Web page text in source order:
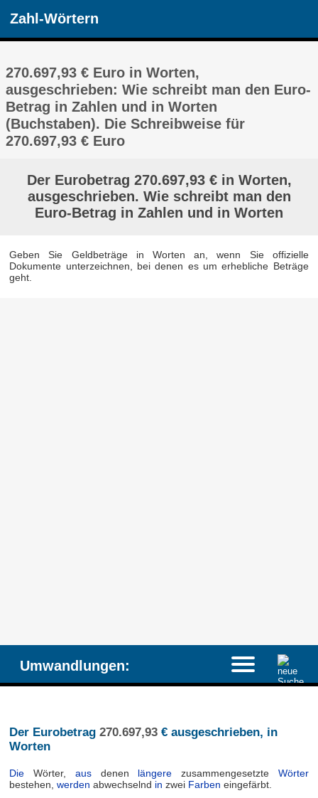
Zahl-Wörtern
270.697,93 € Euro in Worten,
ausgeschrieben: Wie schreibt man den Euro-
Betrag in Zahlen und in Worten
(Buchstaben). Die Schreibweise für
270.697,93 € Euro
Der Eurobetrag 270.697,93 € in Worten,
ausgeschrieben. Wie schreibt man den
Euro-Betrag in Zahlen und in Worten
Geben Sie Geldbeträge in Worten an, wenn Sie offizielle
Dokumente unterzeichnen, bei denen es um erhebliche Beträge
geht.
Umwandlungen:
Der Eurobetrag 270.697,93€ ausgeschrieben, in
Worten
Die Wörter, ausdenen längere zusammengesetzte Wörter
bestehen,werden abwechselnd in zwei Farben eingefärbt.